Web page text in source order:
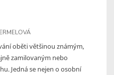
oběti většinou známým,
zamilovaným nebo
Jedná se nejen o osobní